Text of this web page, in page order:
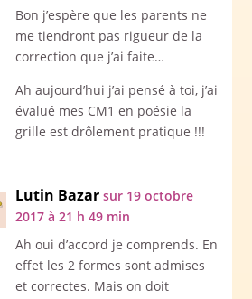
Bon j’espère que les parents ne
me tiendront pas rigueur de la
correction que j’ai faite…
Ah aujourd’hui j’ai pensé à toi, j’ai
évalué mes CM1 en poésie la
grille est drôlement pratique !!!
Lutin Bazar sur 19 octobre
2017 à 21 h 49 min
Ah oui d’accord je comprends. En
effet les 2 formes sont admises
et correctes. Mais on doit